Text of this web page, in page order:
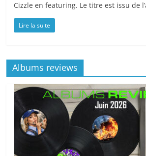
Cizzle en featuring. Le titre est issu de
Lire la suite
Albums reviews